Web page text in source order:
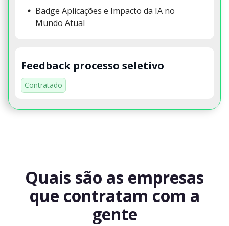
Badge Aplicações e Impacto da IA no
Mundo Atual
Feedback processo seletivo
Contratado
Quais são as empresas
que contratam com a
gente